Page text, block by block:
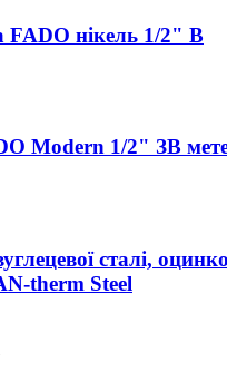
FADO нікель 1/2" В
Modern 1/2" ЗВ
сталі,
therm Steel